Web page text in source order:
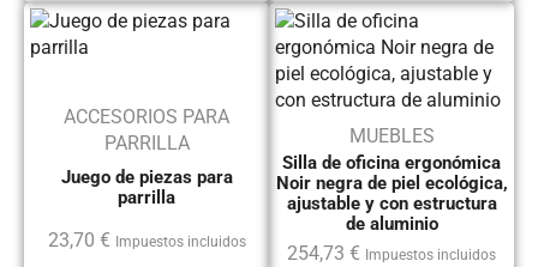
ACCESORIOS PARA
PARRILLA
Juego de piezas para
parrilla
23,70 € Impuestos incluidos
MUEBLES
Silla de oficina ergonómica
Noir negra de piel ecológica,
ajustable y con estructura
de aluminio
254,73 € Impuestos incluidos